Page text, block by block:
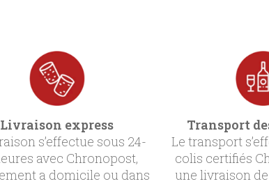
Livraison express
s’effectue sous 24-
avec Chronopost,
a domicile ou dans
Transport
Le transport
colis certifiés
une livraison